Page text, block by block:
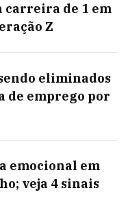
de 1 em
Z
eliminados
de emprego por
emocional em
veja 4 sinais